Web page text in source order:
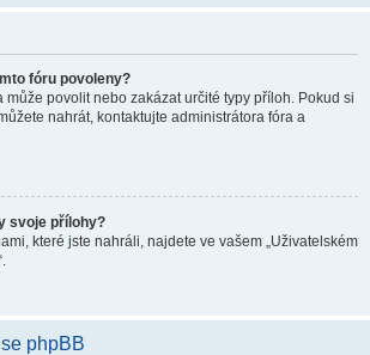
fóru povoleny?
může povolit nebo zakázat určité typy příloh. Pokud si
nahrát, kontaktujte administrátora fóra a
svoje přílohy?
které jste nahráli, najdete ve vašem „Uživatelském
phpBB